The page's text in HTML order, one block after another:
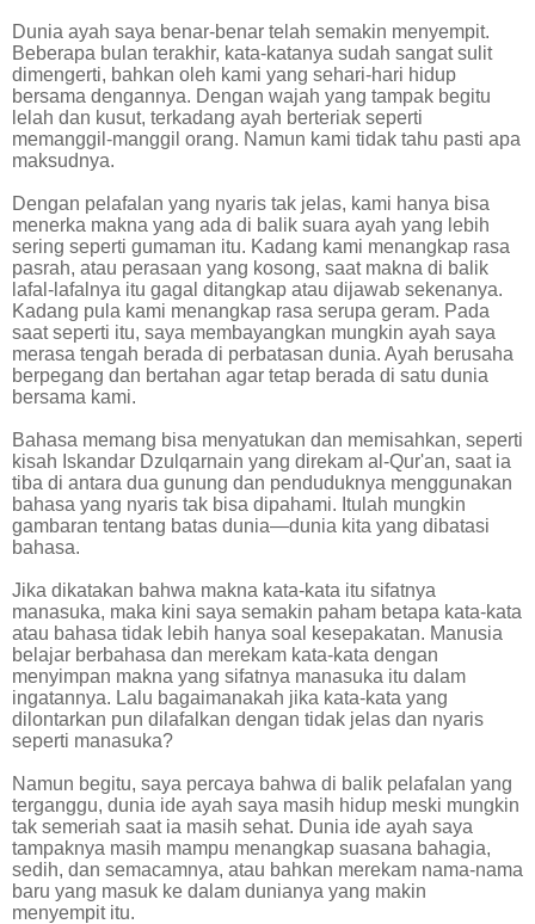
Dunia ayah saya benar-benar telah semakin menyempit.
Beberapa bulan terakhir, kata-katanya sudah sangat sulit
dimengerti, bahkan oleh kami yang sehari-hari hidup
bersama dengannya. Dengan wajah yang tampak begitu
lelah dan kusut, terkadang ayah berteriak seperti
memanggil-manggil orang. Namun kami tidak tahu pasti apa
maksudnya.
Dengan pelafalan yang nyaris tak jelas, kami hanya bisa
menerka makna yang ada di balik suara ayah yang lebih
sering seperti gumaman itu. Kadang kami menangkap rasa
pasrah, atau perasaan yang kosong, saat makna di balik
lafal-lafalnya itu gagal ditangkap atau dijawab sekenanya.
Kadang pula kami menangkap rasa serupa geram. Pada
saat seperti itu, saya membayangkan mungkin ayah saya
merasa tengah berada di perbatasan dunia. Ayah berusaha
berpegang dan bertahan agar tetap berada di satu dunia
bersama kami.
Bahasa memang bisa menyatukan dan memisahkan, seperti
kisah Iskandar Dzulqarnain yang direkam al-Qur'an, saat ia
tiba di antara dua gunung dan penduduknya menggunakan
bahasa yang nyaris tak bisa dipahami. Itulah mungkin
gambaran tentang batas dunia—dunia kita yang dibatasi
bahasa.
Jika dikatakan bahwa makna kata-kata itu sifatnya
manasuka, maka kini saya semakin paham betapa kata-kata
atau bahasa tidak lebih hanya soal kesepakatan. Manusia
belajar berbahasa dan merekam kata-kata dengan
menyimpan makna yang sifatnya manasuka itu dalam
ingatannya. Lalu bagaimanakah jika kata-kata yang
dilontarkan pun dilafalkan dengan tidak jelas dan nyaris
seperti manasuka?
Namun begitu, saya percaya bahwa di balik pelafalan yang
terganggu, dunia ide ayah saya masih hidup meski mungkin
tak semeriah saat ia masih sehat. Dunia ide ayah saya
tampaknya masih mampu menangkap suasana bahagia,
sedih, dan semacamnya, atau bahkan merekam nama-nama
baru yang masuk ke dalam dunianya yang makin
menyempit itu.